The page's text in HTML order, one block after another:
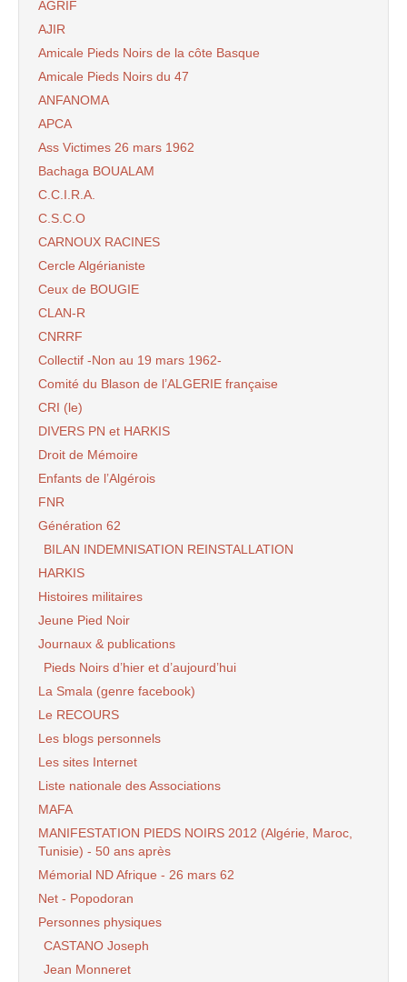
AGRIF
AJIR
Amicale Pieds Noirs de la côte Basque
Amicale Pieds Noirs du 47
ANFANOMA
APCA
Ass Victimes 26 mars 1962
Bachaga BOUALAM
C.C.I.R.A.
C.S.C.O
CARNOUX RACINES
Cercle Algérianiste
Ceux de BOUGIE
CLAN-R
CNRRF
Collectif -Non au 19 mars 1962-
Comité du Blason de l’ALGERIE française
CRI (le)
DIVERS PN et HARKIS
Droit de Mémoire
Enfants de l’Algérois
FNR
Génération 62
BILAN INDEMNISATION REINSTALLATION
HARKIS
Histoires militaires
Jeune Pied Noir
Journaux & publications
Pieds Noirs d’hier et d’aujourd’hui
La Smala (genre facebook)
Le RECOURS
Les blogs personnels
Les sites Internet
Liste nationale des Associations
MAFA
MANIFESTATION PIEDS NOIRS 2012 (Algérie, Maroc,
Tunisie) - 50 ans après
Mémorial ND Afrique - 26 mars 62
Net - Popodoran
Personnes physiques
CASTANO Joseph
Jean Monneret